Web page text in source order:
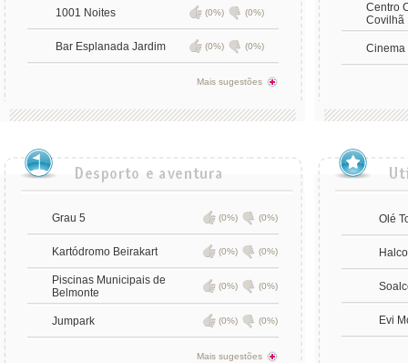
1001 Noites (0%) (0%)
Bar Esplanada Jardim (0%) (0%)
Mais sugestões
Centro
Covilhã
Cinema
Grau 5 (0%) (0%)
Kartódromo Beirakart (0%) (0%)
Piscinas Municipais de
Belmonte
(0%) (0%)
Jumpark (0%) (0%)
Mais sugestões
Olé
Evi